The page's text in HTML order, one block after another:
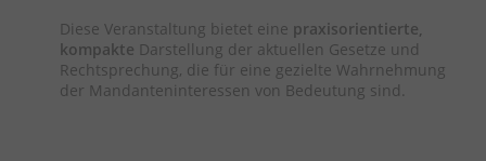
Diese Veranstaltung bietet eine praxisorientierte,
kompakte Darstellung der aktuellen Gesetze und
Rechtsprechung, die für eine gezielte Wahrnehmung
der Mandanteninteressen von Bedeutung sind.